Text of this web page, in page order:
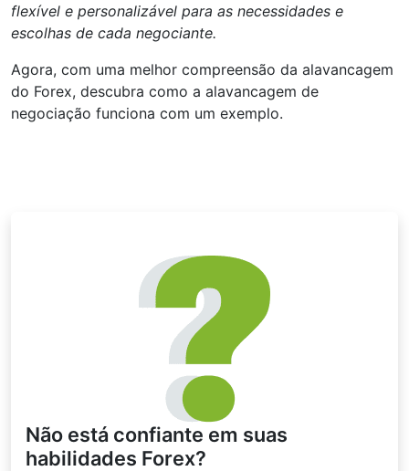
flexível e personalizável para as necessidades e
escolhas de cada negociante.
Agora, com uma melhor compreensão da alavancagem
do Forex, descubra como a alavancagem de
negociação funciona com um exemplo.
Não está confiante em suas
habilidades Forex?